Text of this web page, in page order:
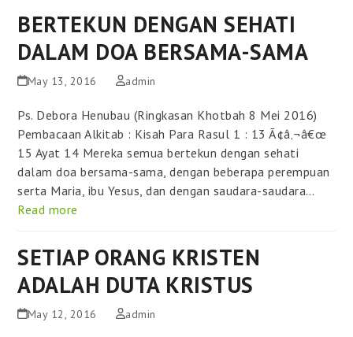
BERTEKUN DENGAN SEHATI
DALAM DOA BERSAMA-SAMA
May 13, 2016 admin
Ps. Debora Henubau (Ringkasan Khotbah 8 Mei 2016)
Pembacaan Alkitab : Kisah Para Rasul 1 : 13 Ã¢â‚¬â€œ
15 Ayat 14 Mereka semua bertekun dengan sehati
dalam doa bersama-sama, dengan beberapa perempuan
serta Maria, ibu Yesus, dan dengan saudara-saudara…
Read more
SETIAP ORANG KRISTEN
ADALAH DUTA KRISTUS
May 12, 2016 admin